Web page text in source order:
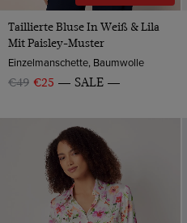
Taillierte Bluse In Weiß & Lila
Mit Paisley-Muster
Einzelmanschette, Baumwolle
€49 €25 SALE